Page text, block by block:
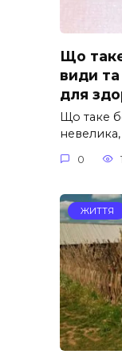
Що
види
для
Що таке
0
ЖИТТЯ